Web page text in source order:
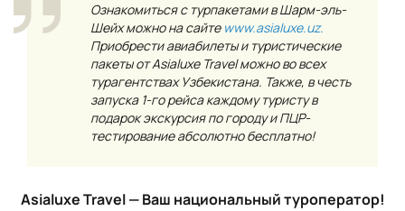
Ознакомиться с турпакетами в Шарм-эль-
Шейх можно на сайте www.asialuxe.uz.
Приобрести авиабилеты и туристические
пакеты от Asialuxe Travel можно во всех
турагентствах Узбекистана. Также, в честь
запуска 1-го рейса каждому туристу в
подарок экскурсия по городу и ПЦР-
тестирование абсолютно бесплатно!
Asialuxe Travel — Ваш национальный туроператор!